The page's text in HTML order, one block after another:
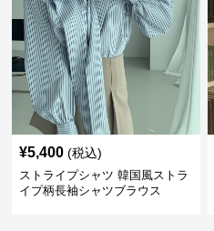
¥5,400 (税込)
ストライプシャツ 韓国風ストラ
イプ柄長袖シャツブラウス